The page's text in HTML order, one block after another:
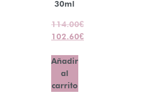
30ml
114.00€
102.60€
Añadir
al
carrito